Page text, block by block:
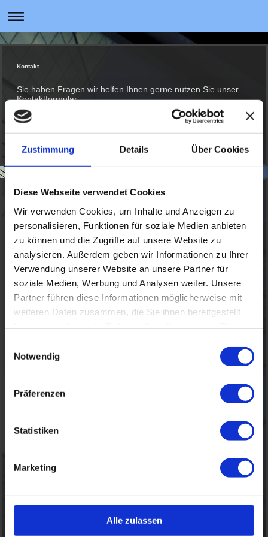
Zustimmung Details Über Cookies
Diese Webseite verwendet Cookies
Wir verwenden Cookies, um Inhalte und Anzeigen zu
personalisieren, Funktionen für soziale Medien anbieten
zu können und die Zugriffe auf unsere Website zu
analysieren. Außerdem geben wir Informationen zu Ihrer
Verwendung unserer Website an unsere Partner für
soziale Medien, Werbung und Analysen weiter. Unsere
Partner führen diese Informationen möglicherweise mit
weiteren Daten zusammen, die Sie ihnen bereitgestellt
Notwendig
Präferenzen
Statistiken
Marketing
Alle zulassen
Kontakt
Sie haben Fragen wir helfen Ihnen gerne nutzen Sie unser
Kontaktformular.
Elektroarbeiten
Als Meisterbetrieb führen wir sämtliche
Elktroinstallationsarbeiten aus. Inklusive aller benötigten
Prüfprotokolle
Erstellung individueller Beleuchtungskonzepte